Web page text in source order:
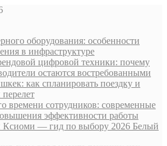
оборудования: особенности
в инфраструктуре
цифровой техники: почему
остаются востребованными
как спланировать поездку и
времени сотрудников: современные
эффективности работы
Ксиоми — гид по выбору 2026 Белый